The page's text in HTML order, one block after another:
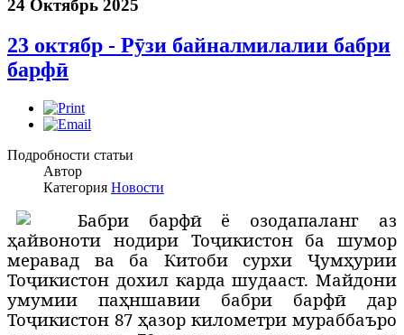
24 Октябрь 2025
23 октябр - Рӯзи байналмилалии бабри
барфӣ
Подробности статьи
Автор
Категория Новости
Бабри барфӣ ё озодапаланг аз
ҳайвоноти нодири Тоҷикистон ба шумор
меравад ва ба Китоби сурхи Ҷумҳурии
Тоҷикистон дохил карда шудааст. Майдони
умумии паҳншавии бабри барфӣ дар
Тоҷикистон 87 ҳазор километри мураббаъро